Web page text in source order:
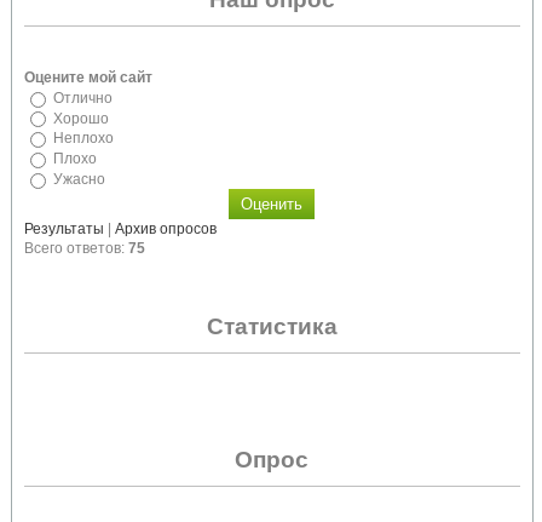
Оцените мой сайт
Отлично
Хорошо
Неплохо
Плохо
Ужасно
Результаты | Архив опросов
Всего ответов: 75
Статистика
Опрос